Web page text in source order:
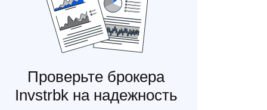
Проверьте брокера
Invstrbk на надежность